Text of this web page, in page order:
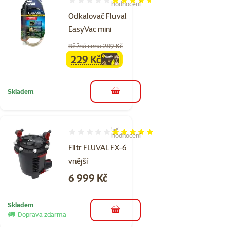
Odkalovač Fluval
EasyVac mini
Hodnocení 92%, počet hodnocení: 5
hodnocení
Běžná cena 289 Kč
familycena
229 Kč
Skladem do košíku
Filtr FLUVAL FX-6
vnější
Hodnocení 100%, počet hodnocení: 5
5×
hodnocení
Cena
6 999 Kč
Skladem
Doprava zdarma
do košíku